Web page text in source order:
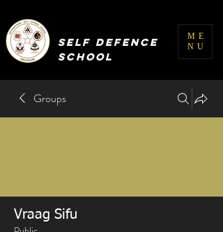
ME
NU
SELF DEFENCE
SCHOOL
Groups
Vraag Sifu